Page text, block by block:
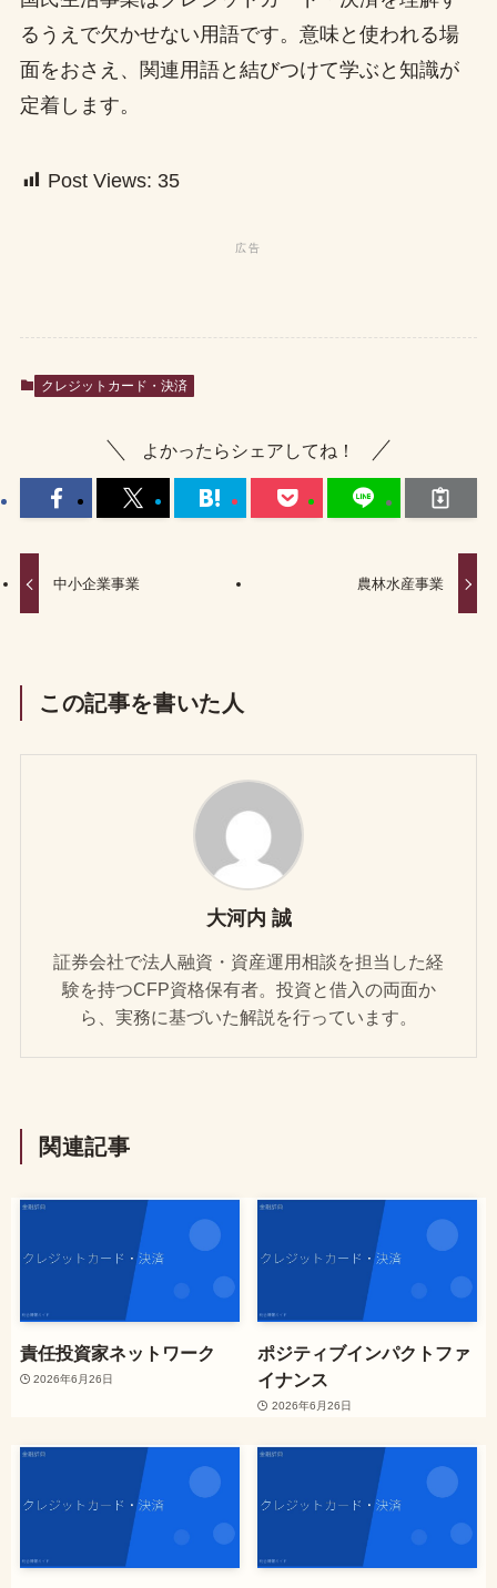
るうえで欠かせない用語です。意味と使われる場
面をおさえ、関連用語と結びつけて学ぶと知識が
定着します。
Post Views: 35
クレジットカード・決済
よかったらシェアしてね！
中小企業事業 農林水産事業
この記事を書いた人
大河内 誠
証券会社で法人融資・資産運用相談を担当した経
験を持つCFP資格保有者。投資と借入の両面か
ら、実務に基づいた解説を行っています。
関連記事
責任投資家ネットワーク
2026年6月26日
ポジティブインパクトファ
イナンス
2026年6月26日